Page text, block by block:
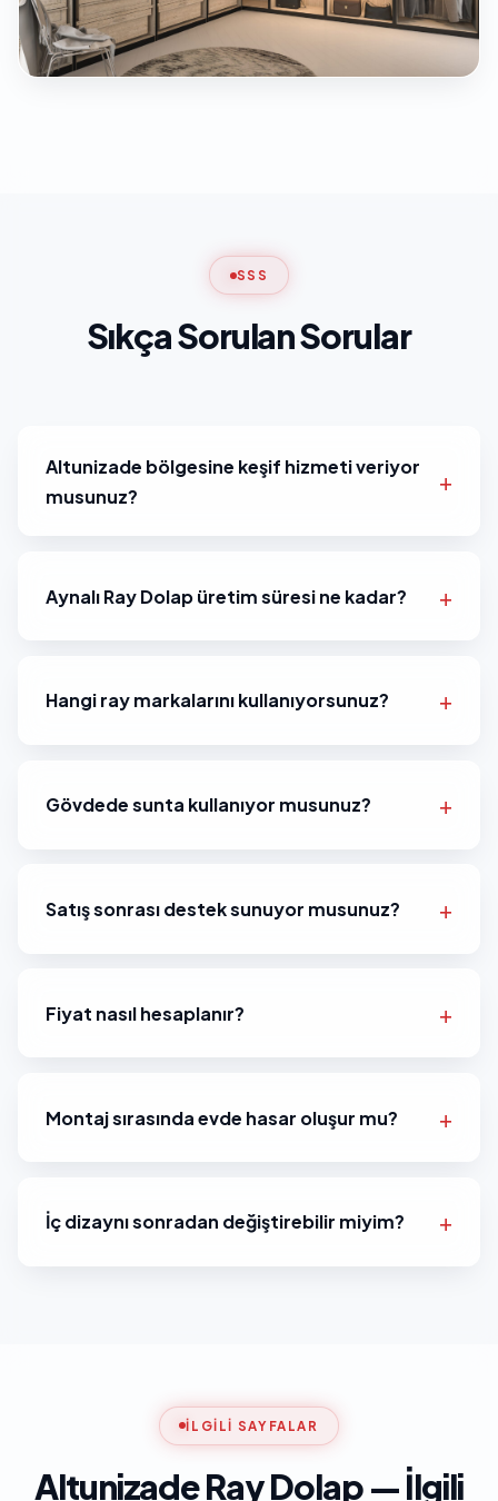
SSS
Sıkça Sorulan Sorular
Altunizade bölgesine keşif hizmeti veriyor
musunuz?
Aynalı Ray Dolap üretim süresi ne kadar?
Hangi ray markalarını kullanıyorsunuz?
Gövdede sunta kullanıyor musunuz?
Satış sonrası destek sunuyor musunuz?
Fiyat nasıl hesaplanır?
Montaj sırasında evde hasar oluşur mu?
İç dizaynı sonradan değiştirebilir miyim?
İLGILI SAYFALAR
Altunizade Ray Dolap — İlgili